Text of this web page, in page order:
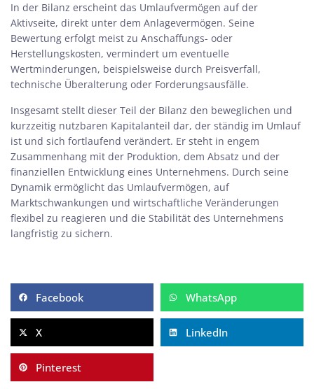
In der Bilanz erscheint das Umlaufvermögen auf der
Aktivseite, direkt unter dem Anlagevermögen. Seine
Bewertung erfolgt meist zu Anschaffungs- oder
Herstellungskosten, vermindert um eventuelle
Wertminderungen, beispielsweise durch Preisverfall,
technische Überalterung oder Forderungsausfälle.
Insgesamt stellt dieser Teil der Bilanz den beweglichen und
kurzzeitig nutzbaren Kapitalanteil dar, der ständig im Umlauf
ist und sich fortlaufend verändert. Er steht in engem
Zusammenhang mit der Produktion, dem Absatz und der
finanziellen Entwicklung eines Unternehmens. Durch seine
Dynamik ermöglicht das Umlaufvermögen, auf
Marktschwankungen und wirtschaftliche Veränderungen
flexibel zu reagieren und die Stabilität des Unternehmens
langfristig zu sichern.
Facebook WhatsApp
X LinkedIn
Pinterest